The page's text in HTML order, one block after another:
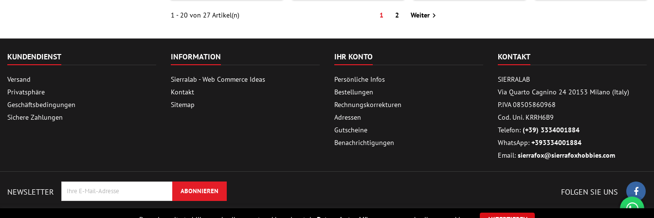
1 - 20 von 27 Artikel(n) 1 2 Weiter
KUNDENDIENST
Versand
Privatsphäre
Geschäftsbedingungen
Sichere Zahlungen
INFORMATION
Sierralab - Web Commerce Ideas
Kontakt
Sitemap
IHR KONTO
Persönliche Infos
Bestellungen
Rechnungskorrekturen
Adressen
Gutscheine
Benachrichtigungen
KONTAKT
SIERRALAB
Via Quarto Cagnino 24 20153 Milano (Italy)
P.IVA 08505860968
Cod. Uni. KRRH6B9
Telefon: (+39) 3334001884
WhatsApp: +393334001884
Email: sierrafox@sierrafoxhobbies.com
NEWSLETTER FOLGEN SIE UNS